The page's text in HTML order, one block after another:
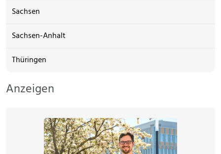
Sachsen
Sachsen-Anhalt
Thüringen
Anzeigen